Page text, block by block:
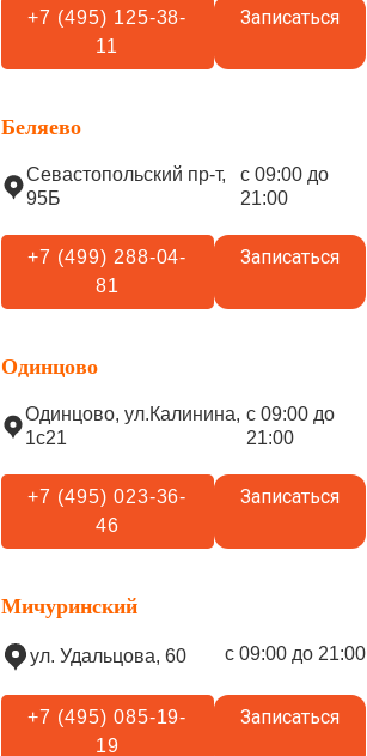
+7 (495) 125-38-
11
Записаться
Беляево
Севастопольский пр-т,
95Б
с 09:00 до
21:00
+7 (499) 288-04-
81
Записаться
Одинцово
Одинцово, ул.Калинина,
1с21
с 09:00 до
21:00
+7 (495) 023-36-
46
Записаться
Мичуринский
ул. Удальцова, 60 с 09:00 до 21:00
+7 (495) 085-19-
19
Записаться